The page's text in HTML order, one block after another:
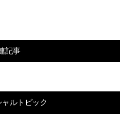
記事
ャルトピック